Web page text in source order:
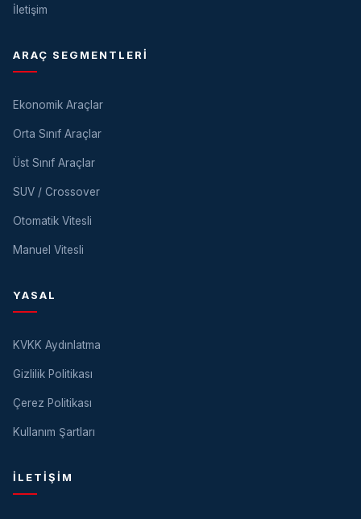
İletişim
ARAÇ SEGMENTLERI
Ekonomik Araçlar
Orta Sınıf Araçlar
Üst Sınıf Araçlar
SUV / Crossover
Otomatik Vitesli
Manuel Vitesli
YASAL
KVKK Aydınlatma
Gizlilik Politikası
Çerez Politikası
Kullanım Şartları
İLETIŞIM